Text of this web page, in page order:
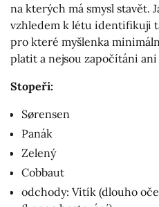
na kterých má smysl stavět.
vzhledem k létu identifikuji
pro které myšlenka
platit a nejsou započítáni
Stopeři:
Sørensen
Panák
Zelený
Cobbaut
odchody: Vitík (dlouho